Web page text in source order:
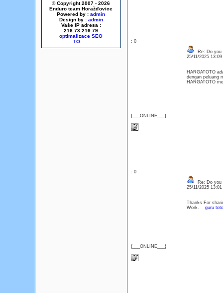
© Copyright 2007 - 2026
Enduro team Horažďovice
Powered by : admin
Design by : admin
Vaše IP adresa :
216.73.216.79
optimalizace SEO
: 0
{___ONLINE___}
Re: Do you
25/11/2025
HARGATOTO
dengan peluang
HARGATOTO
: 0
{___ONLINE___}
Re: Do you
25/11/2025
Thanks For
Work. guru toto